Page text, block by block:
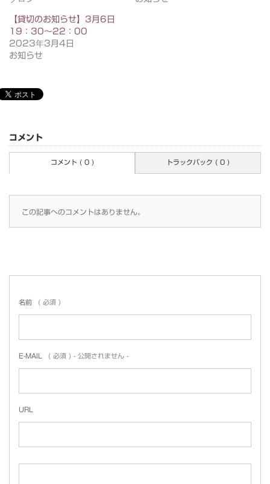
【貸切のお知らせ】3月6日
19：30～22：00
2023年3月4日
お知らせ
コメント
コメント ( 0 ) トラックバック ( 0 )
この記事へのコメントはありません。
名前 ( 必須 )
E-MAIL ( 必須 ) - 公開されません -
URL